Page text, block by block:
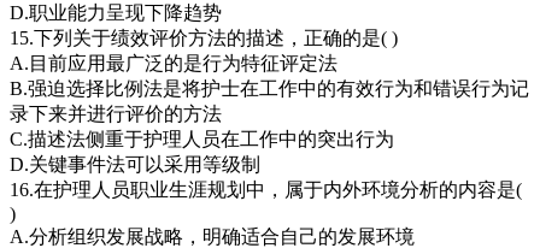
D.职业能力呈现下降趋势
15.下列关于绩效评价方法的描述，正确的是( )
A.目前应用最广泛的是行为特征评定法
B.强迫选择比例法是将护士在工作中的有效行为和错误行为记
录下来并进行评价的方法
C.描述法侧重于护理人员在工作中的突出行为
D.关键事件法可以采用等级制
16.在护理人员职业生涯规划中，属于内外环境分析的内容是(
)
A.分析组织发展战略，明确适合自己的发展环境